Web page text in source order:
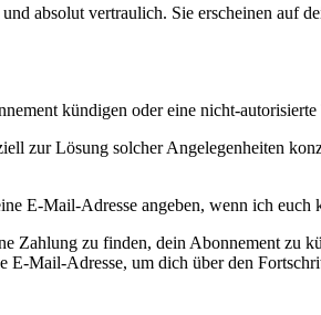
absolut vertraulich. Sie erscheinen auf
kündigen oder eine nicht-
zur Lösung solcher Angelegenheiten
E-Mail-Adresse angeben, wenn ich euch
Zahlung zu finden, dein Abonnement zu
E-Mail-Adresse, um dich über den